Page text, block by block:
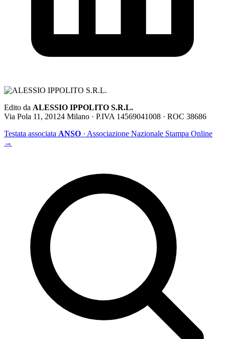
Edito da ALESSIO IPPOLITO S.R.L.
Via Pola 11, 20124 Milano · P.IVA 14569041008 · ROC 38686
Testata associata ANSO · Associazione Nazionale Stampa Online
→